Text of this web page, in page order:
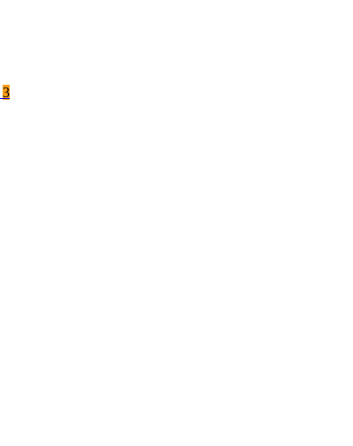
3